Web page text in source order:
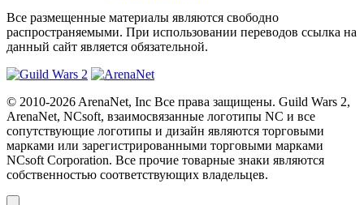
Все размещенные материалы являются свободно
распространяемыми. При использовании переводов ссылка на
данный сайт является обязательной.
© 2010-2026 ArenaNet, Inc Все права защищены. Guild Wars 2,
ArenaNet, NCsoft, взаимосвязанные логотипы NC и все
сопутствующие логотипы и дизайн являются торговыми
марками или зарегистрированными торговыми марками
NCsoft Corporation. Все прочие товарные знаки являются
собственностью соответствующих владельцев.